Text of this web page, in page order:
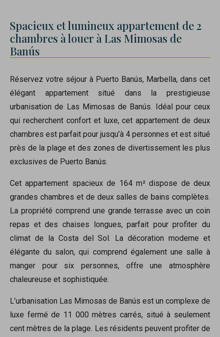
Spacieux et lumineux appartement de 2
chambres à louer à Las Mimosas de
Banús
Réservez votre séjour à Puerto Banús, Marbella, dans cet
élégant appartement situé dans la prestigieuse
urbanisation de Las Mimosas de Banús. Idéal pour ceux
qui recherchent confort et luxe, cet appartement de deux
chambres est parfait pour jusqu’à 4 personnes et est situé
près de la plage et des zones de divertissement les plus
exclusives de Puerto Banús.
Cet appartement spacieux de 164 m² dispose de deux
grandes chambres et de deux salles de bains complètes.
La propriété comprend une grande terrasse avec un coin
repas et des chaises longues, parfait pour profiter du
climat de la Costa del Sol. La décoration moderne et
élégante du salon, qui comprend également une salle à
manger pour six personnes, offre une atmosphère
chaleureuse et sophistiquée.
L’urbanisation Las Mimosas de Banús est un complexe de
luxe fermé de 11 000 mètres carrés, situé à seulement
cent mètres de la plage. Les résidents peuvent profiter de